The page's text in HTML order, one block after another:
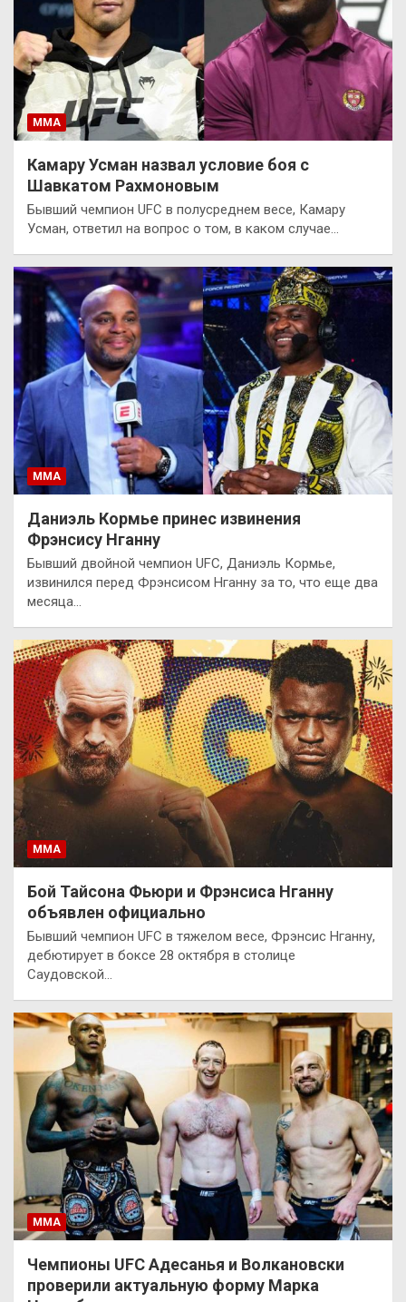
ММА
Камару Усман назвал условие боя с
Шавкатом Рахмоновым
Бывший чемпион UFC в полусреднем весе, Камару
Усман, ответил на вопрос о том, в каком случае…
ММА
Даниэль Кормье принес извинения
Фрэнсису Нганну
Бывший двойной чемпион UFC, Даниэль Кормье,
извинился перед Фрэнсисом Нганну за то, что еще два
месяца…
ММА
Бой Тайсона Фьюри и Фрэнсиса Нганну
объявлен официально
Бывший чемпион UFC в тяжелом весе, Фрэнсис Нганну,
дебютирует в боксе 28 октября в столице
Саудовской…
ММА
Чемпионы UFC Адесанья и Волкановски
проверили актуальную форму Марка